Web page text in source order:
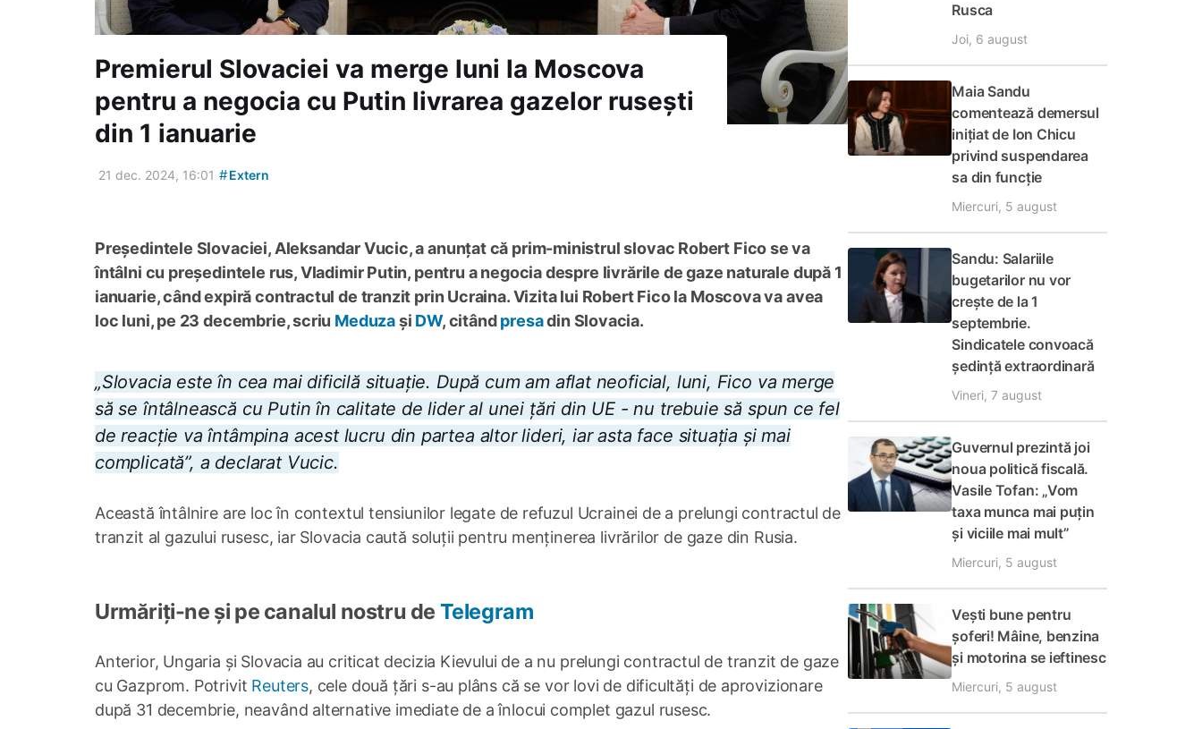
Premierul Slovaciei va merge luni la Moscova
pentru a negocia cu Putin livrarea gazelor rusești
din 1 ianuarie
21 dec. 2024, 16:01 #Extern
Președintele Slovaciei, Aleksandar Vucic, a anunțat că prim-ministrul slovac Robert Fico se va
întâlni cu președintele rus, Vladimir Putin, pentru a negocia despre livrările de gaze naturale după 1
ianuarie, când expiră contractul de tranzit prin Ucraina. Vizita lui Robert Fico la Moscova va avea
loc luni, pe 23 decembrie, scriu Meduzași DW, citândpresadin Slovacia.
„Slovacia este în cea mai dificilă situație. După cum am aflat neoficial, luni, Fico va merge
să se întâlnească cu Putin în calitate de lider al unei țări din UE - nu trebuie să spun ce fel
de reacție va întâmpina acest lucru din partea altor lideri, iar asta face situația și mai
complicată”, a declarat Vucic.
Această întâlnire are loc în contextul tensiunilor legate de refuzul Ucrainei de a prelungi contractul de
tranzit al gazului rusesc, iar Slovacia caută soluții pentru menținerea livrărilor de gaze din Rusia.
Urmăriți-ne și pe canalul nostru de Telegram
Anterior, Ungaria și Slovacia au criticat decizia Kievului de a nu prelungi contractul de tranzit de gaze
cu Gazprom. Potrivit Reuters, cele două țări s-au plâns că se vor lovi de dificultăți de aprovizionare
după 31 decembrie, neavând alternative imediate de a înlocui complet gazul rusesc.
Rusca
Joi, 6 august
Maia Sandu
comentează demersul
inițiat de Ion Chicu
privind suspendarea
sa din funcție
Miercuri, 5 august
Sandu: Salariile
bugetarilor nu vor
crește de la 1
septembrie.
Sindicatele convoacă
ședință extraordinară
Vineri, 7 august
Guvernul prezintă joi
noua politică fiscală.
Vasile Tofan: „Vom
taxa munca mai puțin
și viciile mai mult”
Miercuri, 5 august
Vești bune pentru
șoferi! Mâine, benzina
și motorina se ieftinesc
Miercuri, 5 august